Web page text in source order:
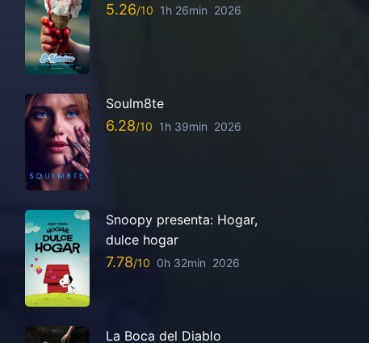
5.26 1h 26min 2026
Soulm8te
6.28 1h 39min 2026
Snoopy presenta: Hogar,
dulce hogar
7.78 0h 32min 2026
La Boca del Diablo